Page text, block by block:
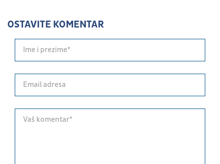
OSTAVITE KOMENTAR